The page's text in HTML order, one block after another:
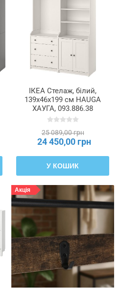
ІКЕА Стелаж, білий,
139x46x199 см HAUGA
ХАУГА, 093.886.38
25 089,00 грн
24 450,00 грн
У КОШИК
Акція